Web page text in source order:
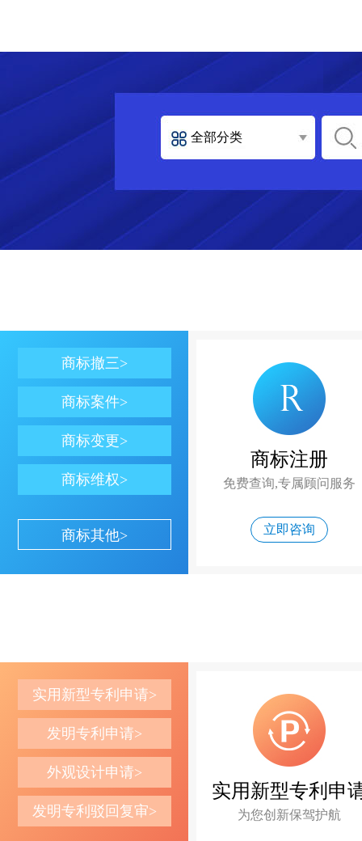
商标撤三>
商标案件>
商标变更>
商标维权>
商标其他>
商标注册
免费查询,专属顾问服务
立即咨询
实用新型专利申请>
发明专利申请>
外观设计申请>
发明专利驳回复审>
实用新型专利申
为您创新保驾护航